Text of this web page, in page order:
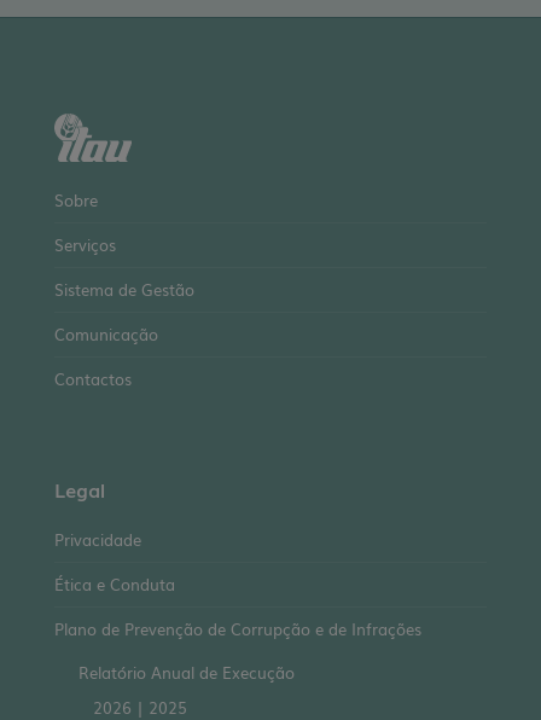
Sobre
Serviços
Sistema de Gestão
Comunicação
Contactos
Legal
Privacidade
Ética e Conduta
Plano de Prevenção de Corrupção e de Infrações
Relatório Anual de Execução
2026 | 2025